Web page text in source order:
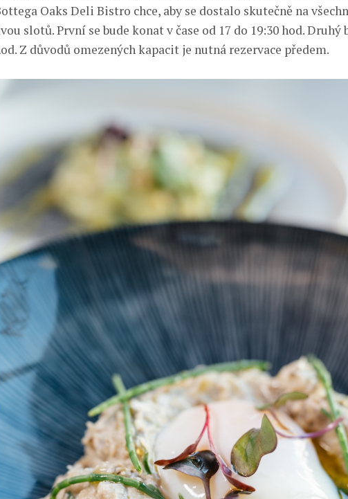
Oaks Deli Bistro chce, aby se dostalo skutečně na
slotů. První se bude konat v čase od 17 do 19:30 hod. Druhý
Z důvodů omezených kapacit je nutná rezervace předem.